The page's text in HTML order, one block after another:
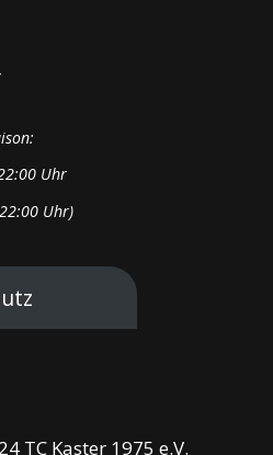
Uhr
Uhr)
TC Kaster 1975 e.V.